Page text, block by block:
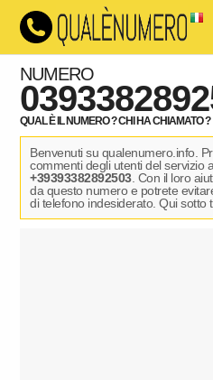
NUMERO
QUAL È IL NUMERO ? CHI HA CHIAMATO ?
Benvenuti su qualenumero.info.
commenti degli utenti del servizio
+39393382892503. Con il loro
da questo numero e potrete
di telefono indesiderato. Qui sotto